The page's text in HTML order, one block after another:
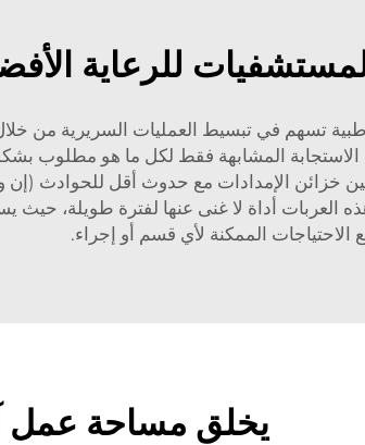
للرعاية
تسهم في تبسيط العمليات السريرية من خلال
الاستجابة المشابهة فقط لكل ما هو مطلوب
بين خزائن الإمدادات مع حدوث أقل للحوادث
أداة لا غنى عنها لفترة طويلة، حيث
الاحتياجات الممكنة لأي قسم أو إجراء.
يخلق مساحة عمل